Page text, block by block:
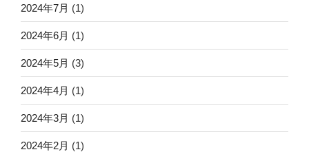
2024年7月 (1)
2024年6月 (1)
2024年5月 (3)
2024年4月 (1)
2024年3月 (1)
2024年2月 (1)